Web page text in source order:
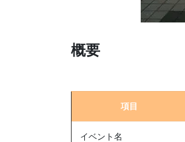
概要
項目
イベント名